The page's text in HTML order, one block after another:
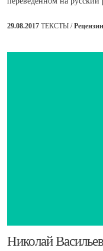
29.08.2017 ТЕКСТЫ /Рецензии
​Николай